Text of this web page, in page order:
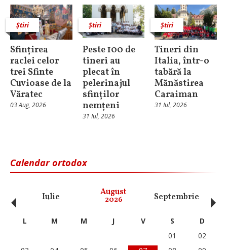
Știri
Sfințirea
raclei celor
trei Sfinte
Cuvioase de la
Văratec
03 Aug, 2026
Știri
Peste 100 de
tineri au
plecat în
pelerinajul
sfinților
nemțeni
31 Iul, 2026
Știri
Tineri din
Italia, într-o
tabără la
Mănăstirea
Caraiman
31 Iul, 2026
Calendar ortodox
Iulie August
2026 Septembrie
‹ L M M J V S
D
01
02